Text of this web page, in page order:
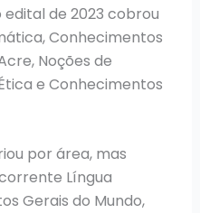
edital de 2023 cobrou
Conhecimentos
Noções de
e Conhecimentos
por área, mas
Língua
Gerais do Mundo,